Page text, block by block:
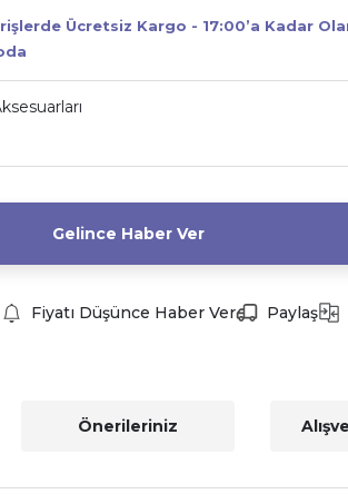
Ücretsiz Kargo - 17:00’a Kadar
Gelince Haber Ver
Fiyatı Düşünce Haber Ver Paylaş
Önerileriniz